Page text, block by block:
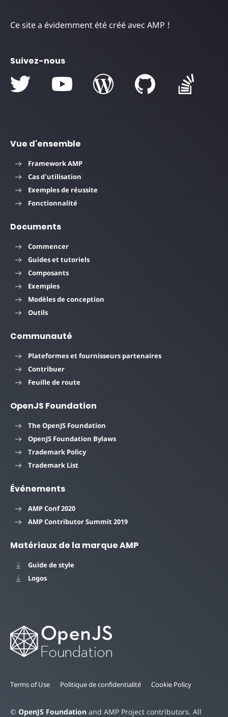
Ce site a évidemment été créé avec AMP !
Suivez-nous
Vue d'ensemble
Framework AMP
Cas d'utilisation
Exemples de réussite
Fonctionnalité
Documents
Commencer
Guides et tutoriels
Composants
Exemples
Modèles de conception
Outils
Communauté
Plateformes et fournisseurs partenaires
Contribuer
Feuille de route
OpenJS Foundation
The OpenJS Foundation
OpenJS Foundation Bylaws
Trademark Policy
Trademark List
Événements
AMP Conf 2020
AMP Contributor Summit 2019
Matériaux de la marque AMP
Guide de style
Logos
Terms of Use Politique de confidentialité Cookie Policy
© OpenJS Foundation and AMP Project contributors. All